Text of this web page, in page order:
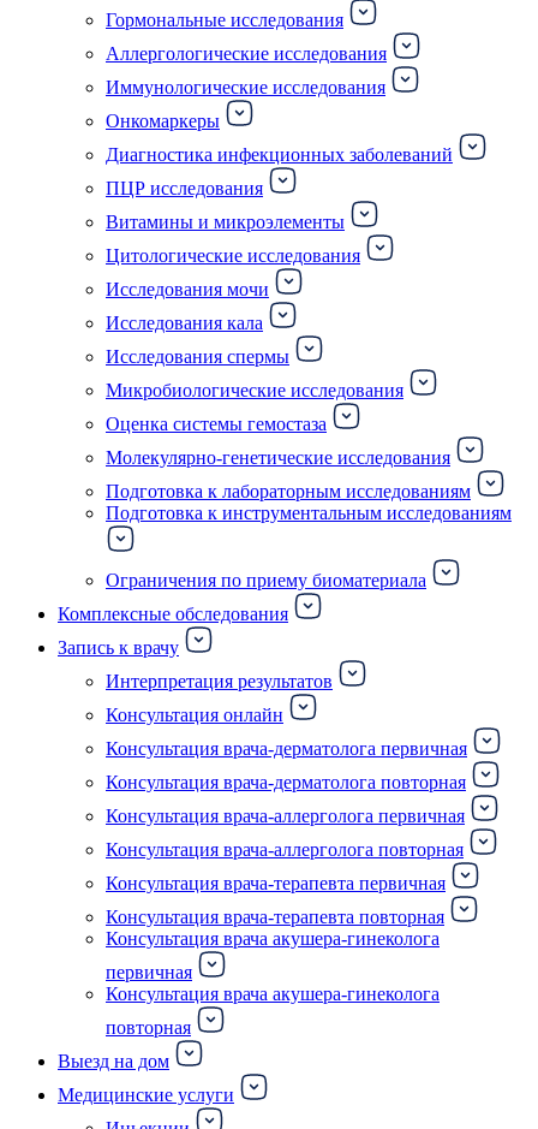
Гормональные исследования
Аллергологические исследования
Иммунологические исследования
Онкомаркеры
Диагностика инфекционных заболеваний
ПЦР исследования
Витамины и микроэлементы
Цитологические исследования
Исследования мочи
Исследования кала
Исследования спермы
Микробиологические исследования
Оценка системы гемостаза
Молекулярно-генетические исследования
Подготовка к лабораторным исследованиям
Подготовка к инструментальным исследованиям
Ограничения по приему биоматериала
Комплексные обследования
Запись к врачу
Интерпретация результатов
Консультация онлайн
Консультация врача-дерматолога первичная
Консультация врача-дерматолога повторная
Консультация врача-аллерголога первичная
Консультация врача-аллерголога повторная
Консультация врача-терапевта первичная
Консультация врача-терапевта повторная
Консультация врача акушера-гинеколога
первичная
Консультация врача акушера-гинеколога
повторная
Выезд на дом
Медицинские услуги